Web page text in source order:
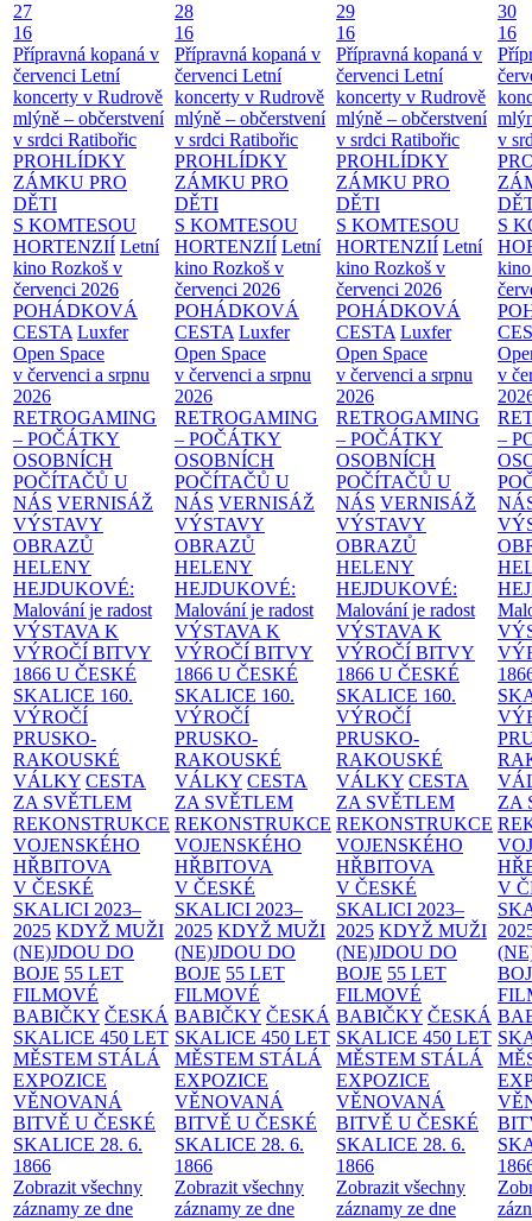
27
16
Přípravná kopaná v
červenci Letní
koncerty v Rudrově
mlýně – občerstvení
v srdci Ratibořic
PROHLÍDKY
ZÁMKU PRO
DĚTI
S KOMTESOU
HORTENZIÍ Letní
kino Rozkoš v
červenci 2026
POHÁDKOVÁ
CESTA Luxfer
Open Space
v červenci a srpnu
2026
RETROGAMING
– POČÁTKY
OSOBNÍCH
POČÍTAČŮ U
NÁS VERNISÁŽ
VÝSTAVY
OBRAZŮ
HELENY
HEJDUKOVÉ:
Malování je radost
VÝSTAVA K
VÝROČÍ BITVY
1866 U ČESKÉ
SKALICE 160.
VÝROČÍ
PRUSKO-
RAKOUSKÉ
VÁLKY CESTA
ZA SVĚTLEM
REKONSTRUKCE
VOJENSKÉHO
HŘBITOVA
V ČESKÉ
SKALICI 2023–
2025 KDYŽ MUŽI
(NE)JDOU DO
BOJE 55 LET
FILMOVÉ
BABIČKY ČESKÁ
SKALICE 450 LET
MĚSTEM STÁLÁ
EXPOZICE
VĚNOVANÁ
BITVĚ U ČESKÉ
SKALICE 28. 6.
1866
Zobrazit všechny
záznamy ze dne
28
16
Přípravná kopaná v
červenci Letní
koncerty v Rudrově
mlýně – občerstvení
v srdci Ratibořic
PROHLÍDKY
ZÁMKU PRO
DĚTI
S KOMTESOU
HORTENZIÍ Letní
kino Rozkoš v
červenci 2026
POHÁDKOVÁ
CESTA Luxfer
Open Space
v červenci a srpnu
2026
RETROGAMING
– POČÁTKY
OSOBNÍCH
POČÍTAČŮ U
NÁS VERNISÁŽ
VÝSTAVY
OBRAZŮ
HELENY
HEJDUKOVÉ:
Malování je radost
VÝSTAVA K
VÝROČÍ BITVY
1866 U ČESKÉ
SKALICE 160.
VÝROČÍ
PRUSKO-
RAKOUSKÉ
VÁLKY CESTA
ZA SVĚTLEM
REKONSTRUKCE
VOJENSKÉHO
HŘBITOVA
V ČESKÉ
SKALICI 2023–
2025 KDYŽ MUŽI
(NE)JDOU DO
BOJE 55 LET
FILMOVÉ
BABIČKY ČESKÁ
SKALICE 450 LET
MĚSTEM STÁLÁ
EXPOZICE
VĚNOVANÁ
BITVĚ U ČESKÉ
SKALICE 28. 6.
1866
Zobrazit všechny
záznamy ze dne
29
16
Přípravná kopaná v
červenci Letní
koncerty v Rudrově
mlýně – občerstvení
v srdci Ratibořic
PROHLÍDKY
ZÁMKU PRO
DĚTI
S KOMTESOU
HORTENZIÍ Letní
kino Rozkoš v
červenci 2026
POHÁDKOVÁ
CESTA Luxfer
Open Space
v červenci a srpnu
2026
RETROGAMING
– POČÁTKY
OSOBNÍCH
POČÍTAČŮ U
NÁS VERNISÁŽ
VÝSTAVY
OBRAZŮ
HELENY
HEJDUKOVÉ:
Malování je radost
VÝSTAVA K
VÝROČÍ BITVY
1866 U ČESKÉ
SKALICE 160.
VÝROČÍ
PRUSKO-
RAKOUSKÉ
VÁLKY CESTA
ZA SVĚTLEM
REKONSTRUKCE
VOJENSKÉHO
HŘBITOVA
V ČESKÉ
SKALICI 2023–
2025 KDYŽ MUŽI
(NE)JDOU DO
BOJE 55 LET
FILMOVÉ
BABIČKY ČESKÁ
SKALICE 450 LET
MĚSTEM STÁLÁ
EXPOZICE
VĚNOVANÁ
BITVĚ U ČESKÉ
SKALICE 28. 6.
1866
Zobrazit všechny
záznamy ze dne
30
16
v
S
v
–
ZA
V